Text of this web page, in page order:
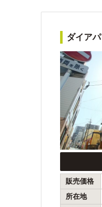
ダイア
販売価格
所在地